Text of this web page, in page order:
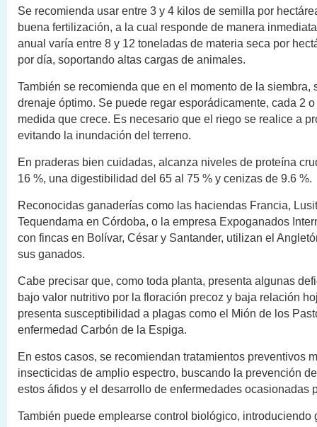
Se recomienda usar entre 3 y 4 kilos de semilla por
buena fertilización, a la cual responde de manera
anual varía entre 8 y 12 toneladas de materia seca por
por día, soportando altas cargas de animales.
También se recomienda que en el momento de la siembra,
drenaje óptimo. Se puede regar esporádicamente, cada 2
medida que crece. Es necesario que el riego se realice a
evitando la inundación del terreno.
En praderas bien cuidadas, alcanza niveles de proteína
16 %, una digestibilidad del 65 al 75 % y cenizas de 9.6 %.
Reconocidas ganaderías como las haciendas Francia,
Tequendama en Córdoba, o la empresa Expoganados
con fincas en Bolívar, César y Santander, utilizan el
sus ganados.
Cabe precisar que, como toda planta, presenta algunas
bajo valor nutritivo por la floración precoz y baja relación
presenta susceptibilidad a plagas como el Mión de los
enfermedad Carbón de la Espiga.
En estos casos, se recomiendan tratamientos preventivos
insecticidas de amplio espectro, buscando la prevención
estos áfidos y el desarrollo de enfermedades ocasionadas
También puede emplearse control biológico, introduciendo